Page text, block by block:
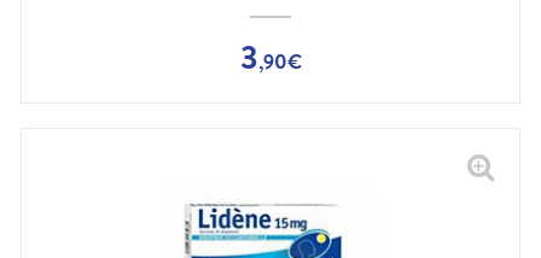
3,90€